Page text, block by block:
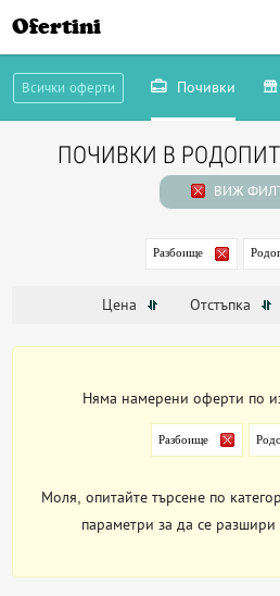
Ofertini
Всички оферти Почивки
ПОЧИВКИ В
ВИЖ
Разбоище
Цена Отстъпка
Няма намерени оферти по
Разбоище
Моля, опитайте търсене по
параметри за да се разшири